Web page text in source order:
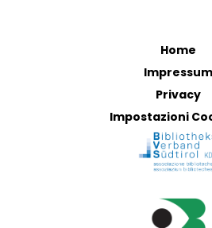
Home
Impressum
Privacy
Impostazioni